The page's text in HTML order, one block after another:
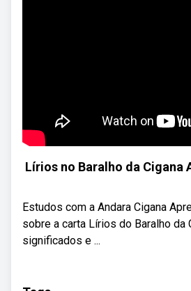
Lírios no Baralho da Cigana
Estudos com a Andara Cigana
sobre a carta Lírios do Baralho da
significados e ...